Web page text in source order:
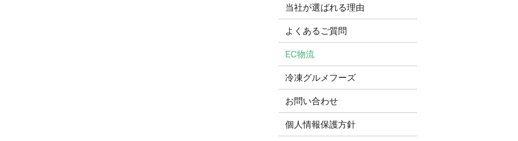
当社が選ばれる理由
よくあるご質問
EC物流
冷凍グルメフーズ
お問い合わせ
個人情報保護方針